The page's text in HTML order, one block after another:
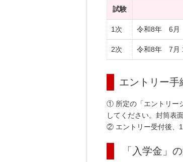
試験
1次 令和8年 6月
2次 令和8年 7月
エントリー手
① 所定の「エントリー
してください。封筒表
② エントリー受付後、1
「入学金」